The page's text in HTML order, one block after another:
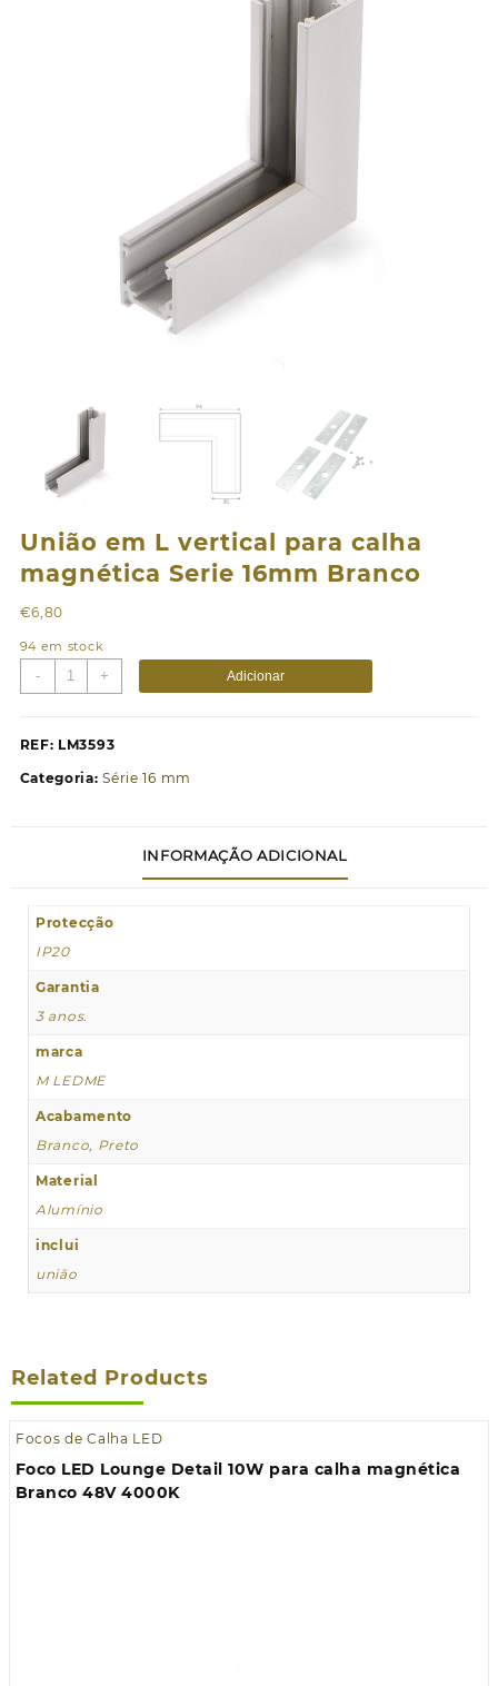
União em L vertical para calha
magnética Serie 16mm Branco
€6,80
94 em stock
-
Quantidade
de
em
vertical
16mm
Branco
+ Adicionar
REF: LM3593
Categoria:Série 16 mm
INFORMAÇÃO ADICIONAL
Protecção
IP20
Garantia
3 anos.
marca
M LEDME
Acabamento
Branco, Preto
Material
Alumínio
inclui
união
Related Products
Focos de Calha LED
Foco LED Lounge Detail 10W para calha magnética
Branco 48V 4000K